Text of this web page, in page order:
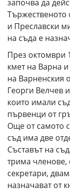
започва да
и Преславски
на съда е
През октомври
кмет на Варна
на Варненския
Георги Велчев
които имали
първенци от
Още от самото
съд има две
Съставът на
трима
секретари,
назначават от